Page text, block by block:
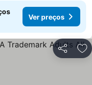
Ver preços
Partilhar